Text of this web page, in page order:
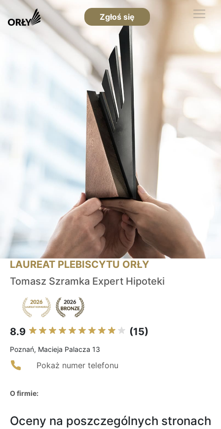
Zgłoś się
LAUREAT PLEBISCYTU ORŁY
Tomasz Szramka Expert Hipoteki
8.9 (15)
Poznań, Macieja Palacza 13
Pokaż numer telefonu
O firmie:
Oceny na poszczególnych stronach